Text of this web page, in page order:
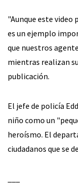
"Aunque este video
es un ejemplo
que nuestros
mientras realizan
publicación.
El jefe de policía
niño como un
heroísmo. El
ciudadanos que se